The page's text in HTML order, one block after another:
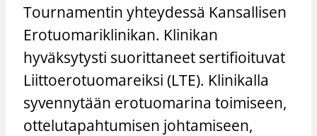
Tournamentin yhteydessä Kansallisen
Erotuomariklinikan. Klinikan
hyväksytysti suorittaneet sertifioituvat
Liittoerotuomareiksi (LTE). Klinikalla
syvennytään erotuomarina toimiseen,
ottelutapahtumisen johtamiseen,